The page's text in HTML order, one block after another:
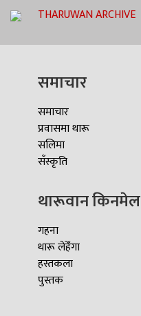
THARUWAN ARCHIVE
समाचार
समाचार
प्रवासमा थारू
सलिमा
सँस्कृति
थारूवान किनमेल
गहना
थारू लेहेँगा
हस्तकला
पुस्तक